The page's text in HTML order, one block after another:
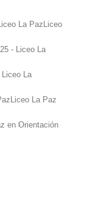
La PazLiceo
- Liceo La
La
La Paz
enOrientación